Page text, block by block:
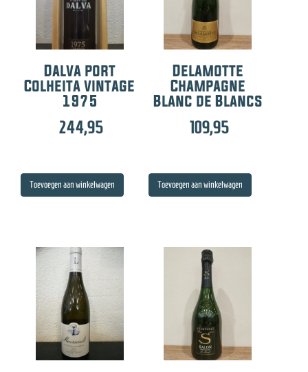
Dalva port
Colheita vintage
1975
244,95
Toevoegen aan winkelwagen
Delamotte
Champagne
Blanc de Blancs
109,95
Toevoegen aan winkelwagen